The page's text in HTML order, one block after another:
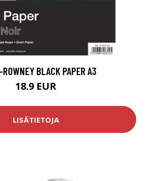
BLACK PAPER A3
18.9 EUR
LISÄTIETOJA